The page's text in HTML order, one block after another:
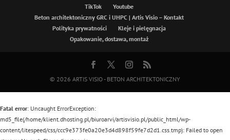
TikTok
Youtube
Beton architektoniczny GRC i UHPC | Artis Visio – Kontakt
Polityka prywatności
Kleje i pielęgnacja
Opakowanie, dostawa, montaż
© 2026 ARTIS VISIO - BETON ARCHITEKTONICZNY
Fatal error: Uncaught ErrorException:
md5_file(/home/klient.dhosting.pl/biuroarvi/artisvisio.pl/public_html/wp-
content/litespeed/css/ccc9e373fe0a20e3d4d898f59fe7d2d1.css.tmp): Failed to open